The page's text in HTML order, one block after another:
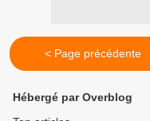
< Page précédente
Hébergé par Overblog